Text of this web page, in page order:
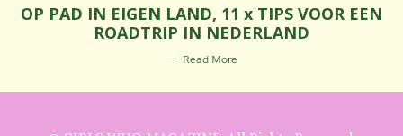
T
E
O
R
I
OP PAD IN EIGEN LAND, 11 x TIPS VOOR EEN
ROADTRIP IN NEDERLAND
Read More